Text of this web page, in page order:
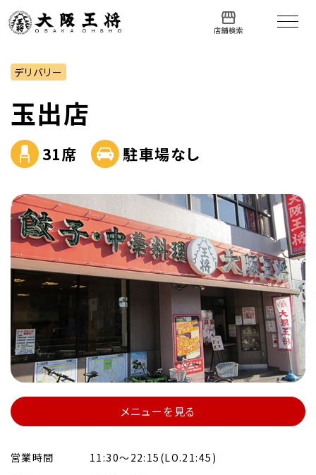
デリバリー
玉出店
31席 駐車場なし
メニューを見る
営業時間
11:30～22:15(LO.21:45)